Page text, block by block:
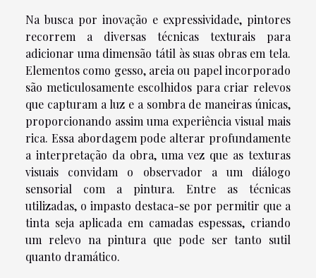
Na busca por inovação e expressividade, pintores
recorrem a diversas técnicas texturais para
adicionar uma dimensão tátil às suas obras em tela.
Elementos como gesso, areia ou papel incorporado
são meticulosamente escolhidos para criar relevos
que capturam a luz e a sombra de maneiras únicas,
proporcionando assim uma experiência visual mais
rica. Essa abordagem pode alterar profundamente
a interpretação da obra, uma vez que as texturas
visuais convidam o observador a um diálogo
sensorial com a pintura. Entre as técnicas
utilizadas, o impasto destaca-se por permitir que a
tinta seja aplicada em camadas espessas, criando
um relevo na pintura que pode ser tanto sutil
quanto dramático.